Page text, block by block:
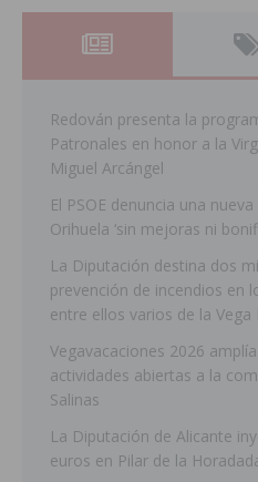
Redován presenta la
Patronales en honor a la
Miguel Arcángel
El PSOE denuncia una
Orihuela ‘sin mejoras ni
La Diputación destina dos
prevención de incendios en
entre ellos varios de la Vega
Vegavacaciones 2026
actividades abiertas a la
Salinas
La Diputación de Alicante
euros en Pilar de la